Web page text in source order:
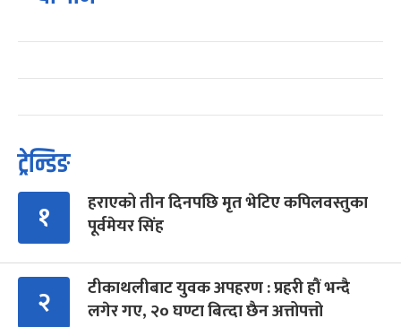
ट्रेन्डिङ
१
हराएको तीन दिनपछि मृत भेटिए कपिलवस्तुका
पूर्वमेयर सिंह
२
टीकाथलीबाट युवक अपहरण : प्रहरी हौं भन्दै
लगेर गए, २० घण्टा बित्दा छैन अत्तोपत्तो